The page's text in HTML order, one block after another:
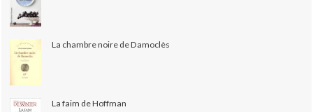
La chambre noire de Damoclès
La faim de Hoffman